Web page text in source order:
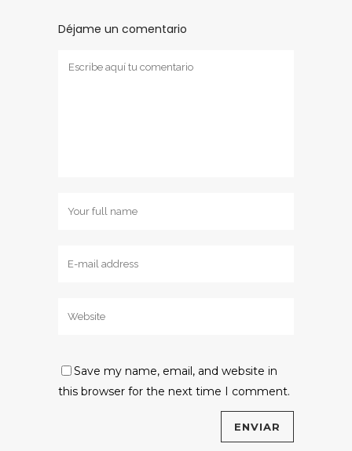
Déjame un comentario
Save my name, email, and website in
this browser for the next time I comment.